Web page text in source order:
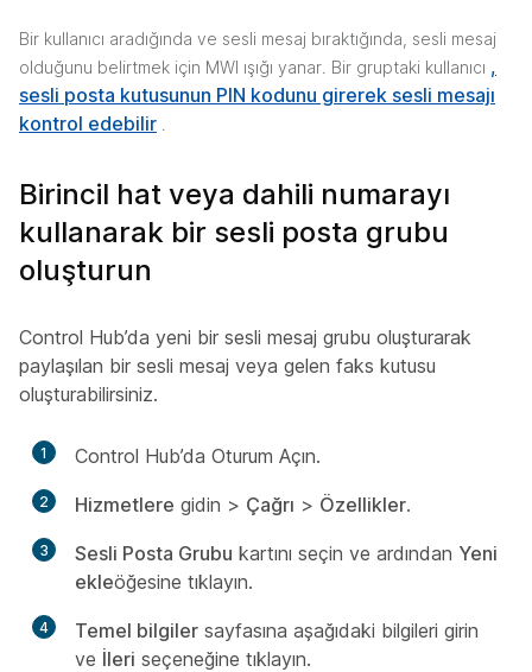
Bir kullanıcı aradığında ve sesli mesaj bıraktığında, sesli mesaj
olduğunu belirtmek için MWI ışığı yanar. Bir gruptaki kullanıcı ,
sesli posta kutusunun PIN kodunu girerek sesli mesajı
kontrol edebilir
Birincil hat veya dahili numarayı
kullanarak bir sesli posta grubu
oluşturun
Control Hub’da yeni bir sesli mesaj grubu oluşturarak
paylaşılan bir sesli mesaj veya gelen faks kutusu
oluşturabilirsiniz.
1 Control Hub’da Oturum Açın.
2 Hizmetlere gidin > Çağrı > Özellikler.
3 Sesli Posta Grubu kartını seçin ve ardından Yeni
ekleöğesine tıklayın.
4 Temel bilgiler sayfasına aşağıdaki bilgileri girin
ve İleri seçeneğine tıklayın.